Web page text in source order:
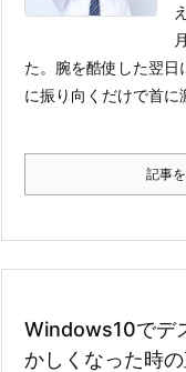
た。 腕を酷使した翌日
に振り向くだけで首
記事
Windows10でデ
かしくなった時